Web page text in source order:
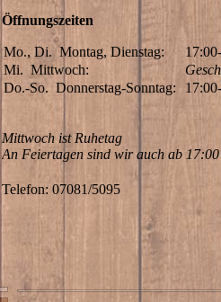
Öffnungszeiten
Mo., Di.Montag, Dienstag:
Mi. Mittwoch:
Do.-So. Donnerstag-Sonntag:
Mittwoch ist Ruhetag
An Feiertagen sind wir auch ab
Telefon: 07081/5095